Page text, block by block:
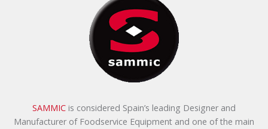
SAMMIC is considered Spain’s leading Designer and
Manufacturer of Foodservice Equipment and one of the main